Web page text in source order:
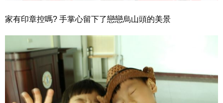
家有印章控嗎? 手掌心留下了戀戀烏山頭的美景